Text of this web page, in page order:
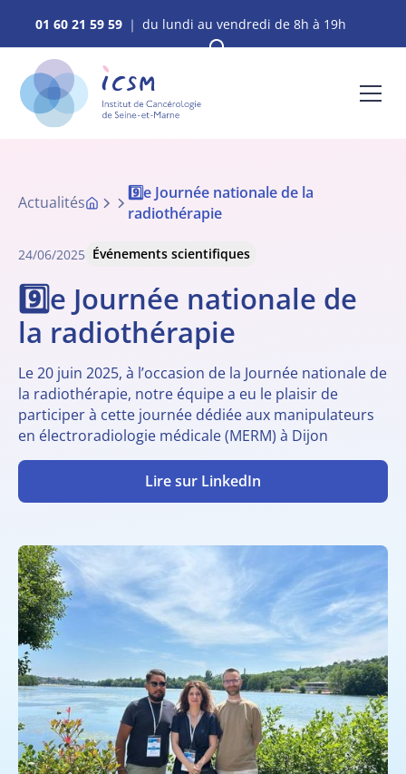
01 60 21 59 59｜ du lundi au vendredi de 8h à 19h
Actualités
9️⃣e Journée nationale de la
radiothérapie
Événements scientifiques
24/06/2025
9️⃣e Journée nationale de
la radiothérapie
Le 20 juin 2025, à l’occasion de la Journée nationale de
la radiothérapie, notre équipe a eu le plaisir de
participer à cette journée dédiée aux manipulateurs
en électroradiologie médicale (MERM) à Dijon
Lire sur LinkedIn